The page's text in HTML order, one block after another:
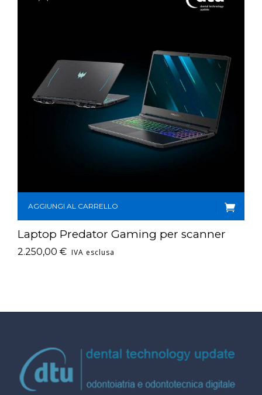
AGGIUNGI AL CARRELLO
Laptop Predator Gaming per scanner
2.250,00 € IVA esclusa